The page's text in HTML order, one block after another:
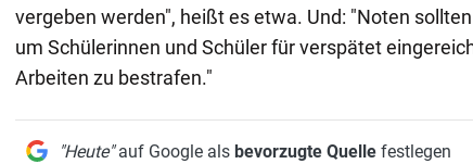
vergeben werden", heißt es etwa. Und: "Noten
um Schülerinnen und Schüler für verspätet
Arbeiten zu bestrafen."
"Heute"auf Google als bevorzugte Quellefestlegen